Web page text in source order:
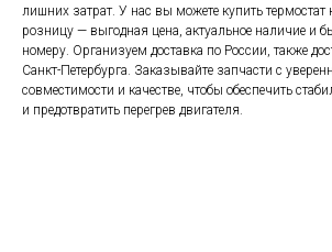
лишних затрат. У нас вы можете купить термостат
розницу — выгодная цена, актуальное наличие и
номеру. Организуем доставка по России, также
Санкт-Петербурга. Заказывайте запчасти с
совместимости и качестве, чтобы обеспечить
и предотвратить перегрев двигателя.